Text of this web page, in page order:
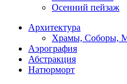
Осенний пейзаж
Архитектура
Храмы, Соборы,
Аэрография
Абстракция
Натюрморт